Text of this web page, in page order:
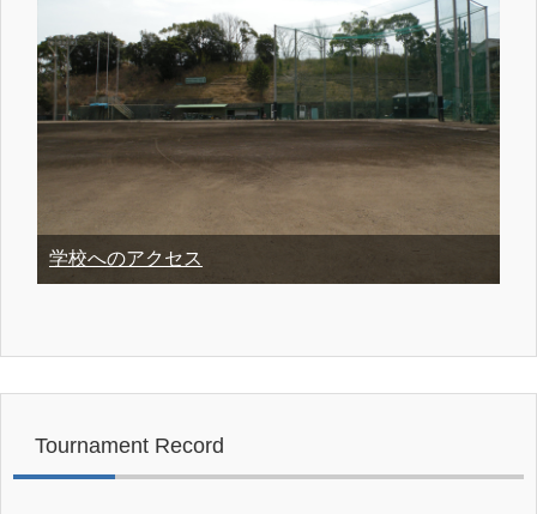
学校へのアクセス
Tournament Record